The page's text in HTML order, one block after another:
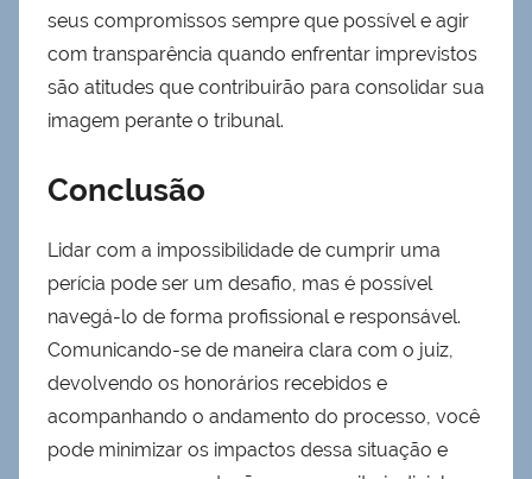
seus compromissos sempre que possível e agir
com transparência quando enfrentar imprevistos
são atitudes que contribuirão para consolidar sua
imagem perante o tribunal.
Conclusão
Lidar com a impossibilidade de cumprir uma
perícia pode ser um desafio, mas é possível
navegá-lo de forma profissional e responsável.
Comunicando-se de maneira clara com o juiz,
devolvendo os honorários recebidos e
acompanhando o andamento do processo, você
pode minimizar os impactos dessa situação e